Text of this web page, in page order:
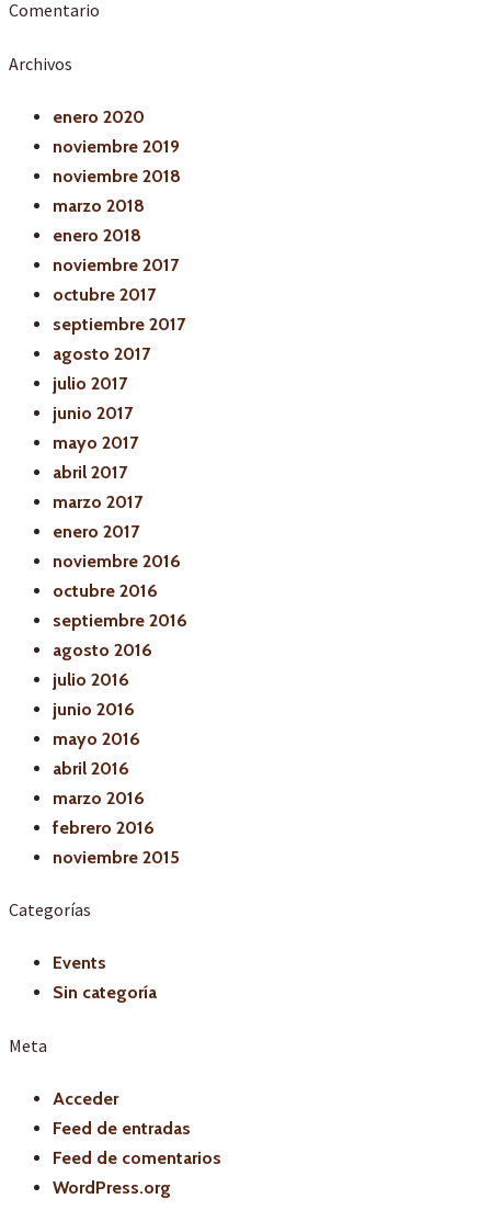
Comentario
Archivos
enero 2020
noviembre 2019
noviembre 2018
marzo 2018
enero 2018
noviembre 2017
octubre 2017
septiembre 2017
agosto 2017
julio 2017
junio 2017
mayo 2017
abril 2017
marzo 2017
enero 2017
noviembre 2016
octubre 2016
septiembre 2016
agosto 2016
julio 2016
junio 2016
mayo 2016
abril 2016
marzo 2016
febrero 2016
noviembre 2015
Categorías
Events
Sin categoría
Meta
Acceder
Feed de entradas
Feed de comentarios
WordPress.org